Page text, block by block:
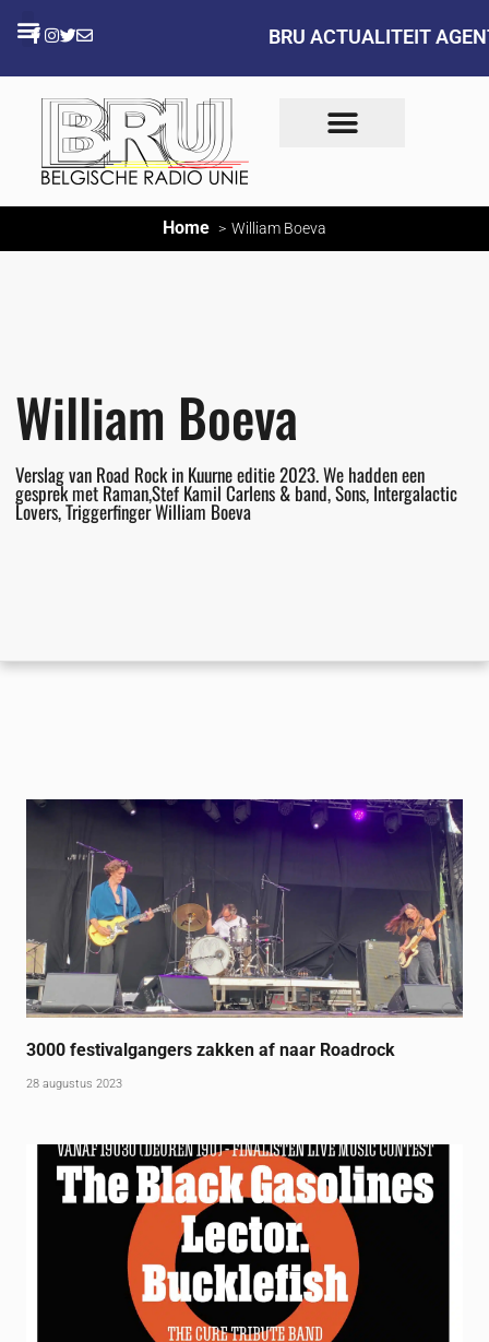
BRU ACTUALITEIT
Home William Boeva
William Boeva
Verslag van Road Rock in Kuurne editie 2023. We hadden een
gesprek met Raman,Stef Kamil Carlens & band, Sons, Intergalactic
Lovers, Triggerfinger William Boeva
3000 festivalgangers zakken af naar Roadrock
28 augustus 2023